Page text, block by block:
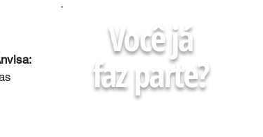
Você já
faz parte?